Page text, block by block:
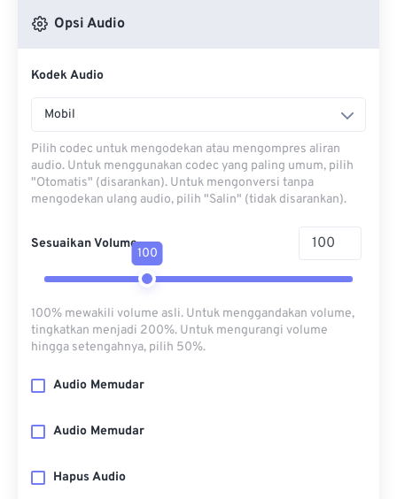
Opsi Audio
Kodek Audio
Mobil
Pilih codec untuk mengodekan atau mengompres aliran
audio. Untuk menggunakan codec yang paling umum, pilih
"Otomatis" (disarankan). Untuk mengonversi tanpa
mengodekan ulang audio, pilih "Salin" (tidak disarankan).
Sesuaikan Volume
100
100% mewakili volume asli. Untuk menggandakan volume,
tingkatkan menjadi 200%. Untuk mengurangi volume
hingga setengahnya, pilih 50%.
Audio Memudar
Audio Memudar
Hapus Audio